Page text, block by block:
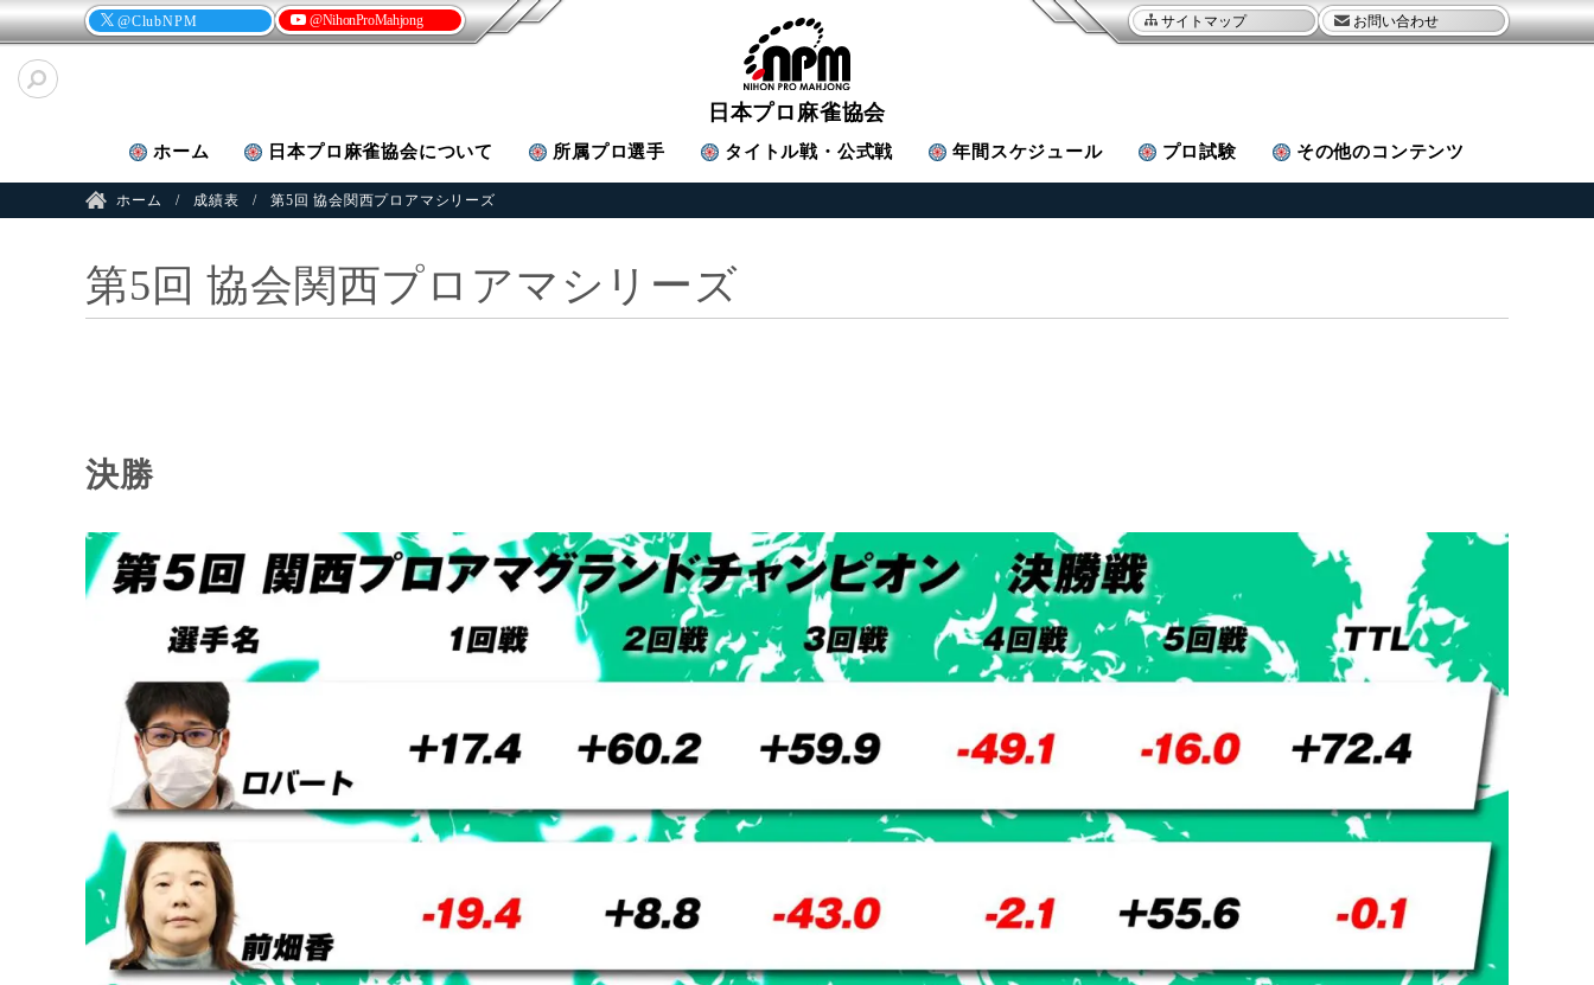
@ClubNPM @NihonProMahjong サイトマップ お問い合わせ
日本プロ麻雀協会
ホーム 日本プロ麻雀協会について 所属プロ選手 タイトル戦・公式戦 年間スケジュール プロ試験 その他のコンテンツ
ホーム 成績表 第5回 協会関西プロアマシリーズ
第5回 協会関西プロアマシリーズ
決勝